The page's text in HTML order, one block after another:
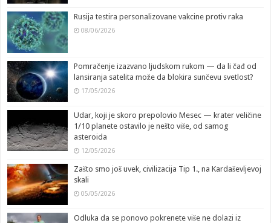
Rusija testira personalizovane vakcine protiv raka
08/06/2026
Pomračenje izazvano ljudskom rukom — da li čađ od
lansiranja satelita može da blokira sunčevu svetlost?
17/05/2026
Udar, koji je skoro prepolovio Mesec — krater veličine
1/10 planete ostavilo je nešto više, od samog
asteroida
12/05/2026
Zašto smo još uvek, civilizacija Tip 1., na Kardaševljevoj
skali
05/05/2026
Odluka da se ponovo pokrenete više ne dolazi iz